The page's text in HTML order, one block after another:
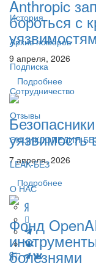
История
Архив номеров
Подписка
Сотрудничество
Отзывы
ЭНЦИКЛОПЕДИЯ
LEAK-БЕЗ
О НАС
Anthropic
бороться с
9 апреля, 2026
Подробнее
уязвимость
7 апреля, 2026
Подробнее
Фонд
болезнями